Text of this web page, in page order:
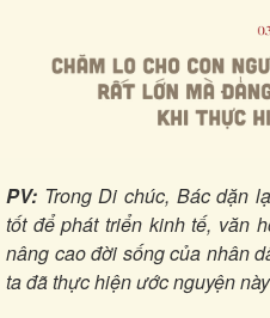
PV: Trong Di chúc, Bác dặn
tốt để phát triển kinh tế, văn
nâng cao đời sống của nhân
ta đã thực hiện ước nguyện